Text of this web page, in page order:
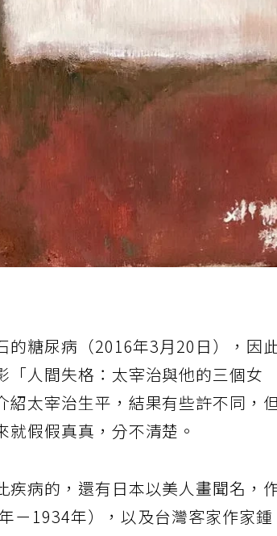
的糖尿病（2016年3月20日），因
人間失格：太宰治與他的三個女
紹太宰治生平，結果有些許不同，
假假真真，分不清楚。
疾病的，還有日本以美人畫聞名，
－1934年），以及台灣客家作家鍾